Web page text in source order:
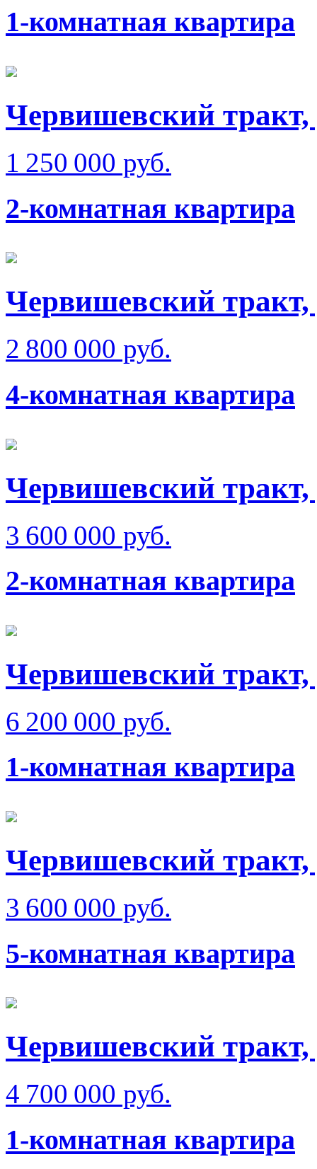
1-комнатная квартира
Червишевский
1 250 000 руб.
2-комнатная квартира
Червишевский тракт,
2 800 000 руб.
4-комнатная квартира
Червишевский
3 600 000 руб.
2-комнатная квартира
Червишевский
6 200 000 руб.
1-комнатная квартира
Червишевский
3 600 000 руб.
5-комнатная квартира
Червишевский тракт,
4 700 000 руб.
1-комнатная квартира